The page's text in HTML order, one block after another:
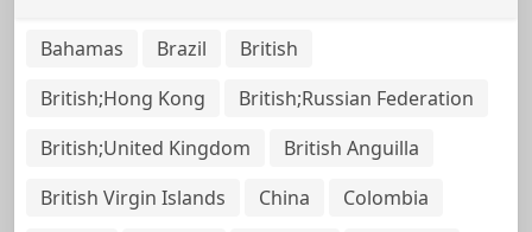
Bahamas Brazil
British
British;Hong Kong
British;Russian Federation
British;United Kingdom
British Anguilla
British Virgin Islands
China
Colombia